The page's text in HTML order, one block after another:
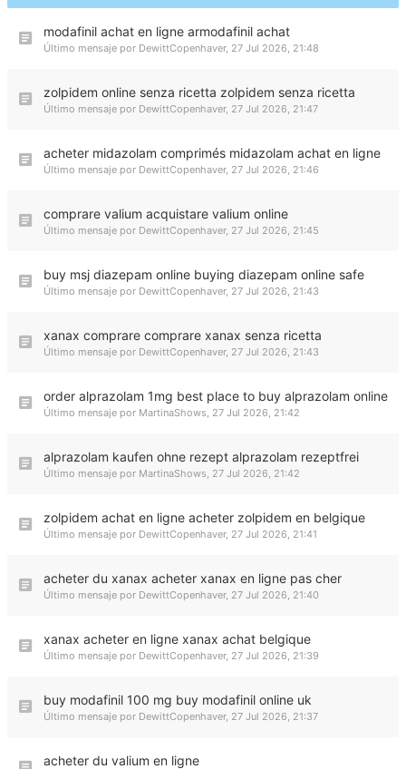
modafinil achat en ligne armodafinil achat
Último mensaje por DewittCopenhaver, 27 Jul 2026, 21:48
zolpidem online senza ricetta zolpidem senza ricetta
Último mensaje por DewittCopenhaver, 27 Jul 2026, 21:47
acheter midazolam comprimés midazolam achat en ligne
Último mensaje por DewittCopenhaver, 27 Jul 2026, 21:46
comprare valium acquistare valium online
Último mensaje por DewittCopenhaver, 27 Jul 2026, 21:45
buy msj diazepam online buying diazepam online safe
Último mensaje por DewittCopenhaver, 27 Jul 2026, 21:43
xanax comprare comprare xanax senza ricetta
Último mensaje por DewittCopenhaver, 27 Jul 2026, 21:43
order alprazolam 1mg best place to buy alprazolam online
Último mensaje por MartinaShows, 27 Jul 2026, 21:42
alprazolam kaufen ohne rezept alprazolam rezeptfrei
Último mensaje por MartinaShows, 27 Jul 2026, 21:42
zolpidem achat en ligne acheter zolpidem en belgique
Último mensaje por DewittCopenhaver, 27 Jul 2026, 21:41
acheter du xanax acheter xanax en ligne pas cher
Último mensaje por DewittCopenhaver, 27 Jul 2026, 21:40
xanax acheter en ligne xanax achat belgique
Último mensaje por DewittCopenhaver, 27 Jul 2026, 21:39
buy modafinil 100 mg buy modafinil online uk
Último mensaje por DewittCopenhaver, 27 Jul 2026, 21:37
acheter du valium en ligne